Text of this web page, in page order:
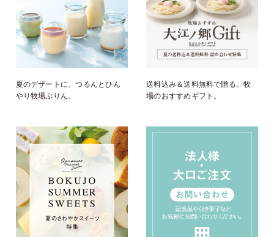
夏のデザートに、つるんとひん
やり牧場ぷりん。
送料込み＆送料無料で贈る、牧
場のおすすめギフト。